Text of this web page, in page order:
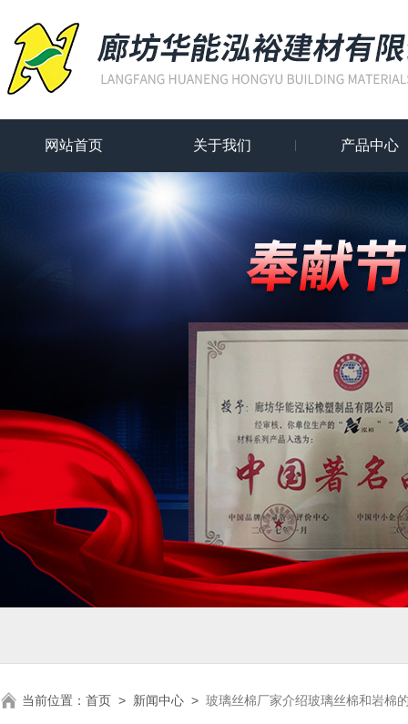
网站首页 关于我们 产品中心
当前位置： 首页 > 新闻中心 > 玻璃丝棉厂家介绍玻璃丝棉和岩棉